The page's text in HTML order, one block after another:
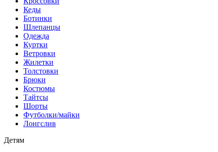
Кеды
Ботинки
Шлепанцы
Одежда
Куртки
Ветровки
Жилетки
Толстовки
Брюки
Костюмы
Тайтсы
Шорты
Футболки/майки
Лонгслив
Детям